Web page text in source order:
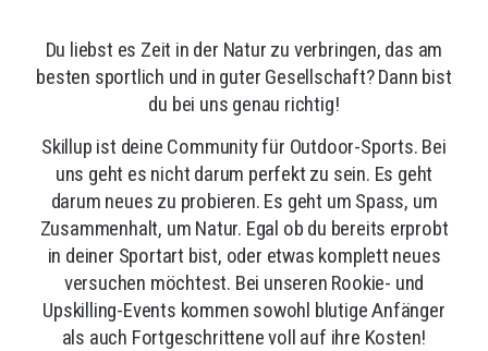
Du liebst es Zeit in der Natur zu verbringen, das am
besten sportlich und in guter Gesellschaft? Dann bist
du bei uns genau richtig!
Skillup ist deine Community für Outdoor-Sports. Bei
uns geht es nicht darum perfekt zu sein. Es geht
darum neues zu probieren. Es geht um Spass, um
Zusammenhalt, um Natur. Egal ob du bereits erprobt
in deiner Sportart bist, oder etwas komplett neues
versuchen möchtest. Bei unseren Rookie- und
Upskilling-Events kommen sowohl blutige Anfänger
als auch Fortgeschrittene voll auf ihre Kosten!